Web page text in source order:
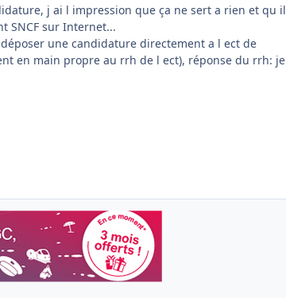
j ai l impression que ça ne sert a rien et qu il
SNCF sur Internet...
une candidature directement a l ect de
en main propre au rrh de l ect), réponse du rrh: je